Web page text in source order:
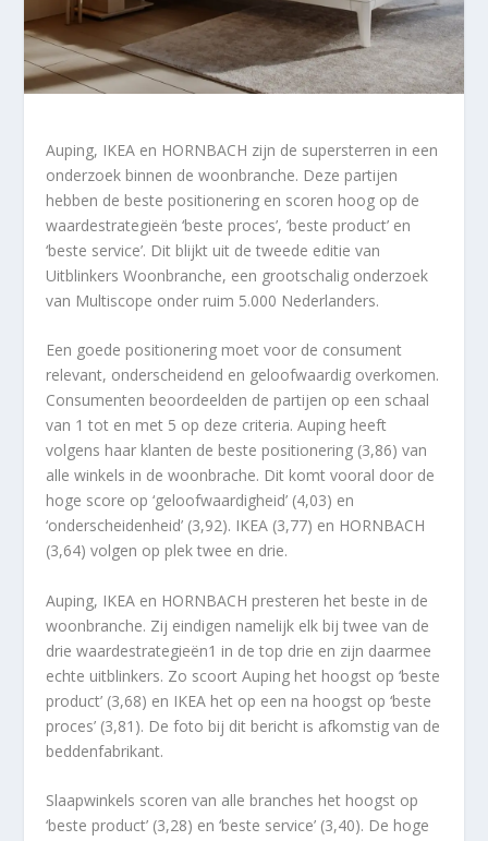
Auping, IKEA en HORNBACH zijn de supersterren in een
onderzoek binnen de woonbranche. Deze partijen
hebben de beste positionering en scoren hoog op de
waardestrategieën ‘beste proces’, ‘beste product’ en
‘beste service’. Dit blijkt uit de tweede editie van
Uitblinkers Woonbranche, een grootschalig onderzoek
van Multiscope onder ruim 5.000 Nederlanders.
Een goede positionering moet voor de consument
relevant, onderscheidend en geloofwaardig overkomen.
Consumenten beoordeelden de partijen op een schaal
van 1 tot en met 5 op deze criteria. Auping heeft
volgens haar klanten de beste positionering (3,86) van
alle winkels in de woonbrache. Dit komt vooral door de
hoge score op ‘geloofwaardigheid’ (4,03) en
‘onderscheidenheid’ (3,92). IKEA (3,77) en HORNBACH
(3,64) volgen op plek twee en drie.
Auping, IKEA en HORNBACH presteren het beste in de
woonbranche. Zij eindigen namelijk elk bij twee van de
drie waardestrategieën1 in de top drie en zijn daarmee
echte uitblinkers. Zo scoort Auping het hoogst op ‘beste
product’ (3,68) en IKEA het op een na hoogst op ‘beste
proces’ (3,81). De foto bij dit bericht is afkomstig van de
beddenfabrikant.
Slaapwinkels scoren van alle branches het hoogst op
‘beste product’ (3,28) en ‘beste service’ (3,40). De hoge